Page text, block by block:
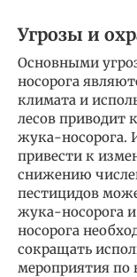
Угрозы и
Основными
носорога
климата и
лесов приводит
жука-носорога.
привести к
снижению
пестицидов
жука-носорога
носорога
сокращать
мероприятия по